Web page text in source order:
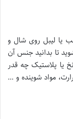
یا لیبل روی شال و
تا بدانید جنس آن
یا پلاستیک چه قدر
مواد شوینده و …